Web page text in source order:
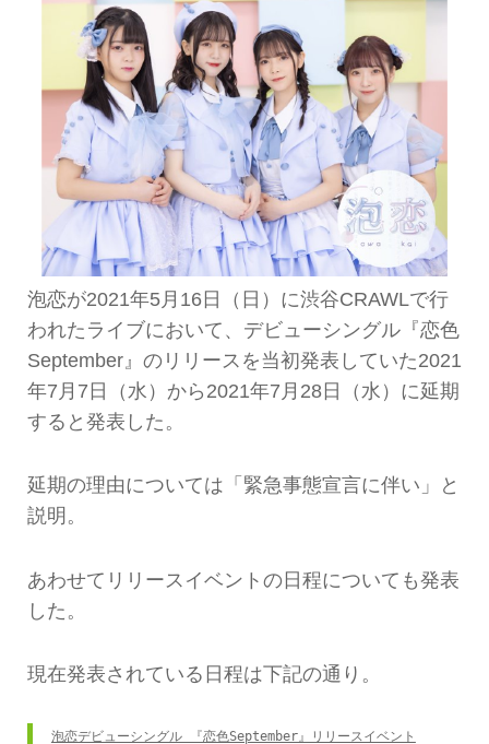
泡恋が2021年5月16日（日）に渋谷CRAWLで行
われたライブにおいて、デビューシングル『恋色
September』のリリースを当初発表していた2021
年7月7日（水）から2021年7月28日（水）に延期
すると発表した。
延期の理由については「緊急事態宣言に伴い」と
説明。
あわせてリリースイベントの日程についても発表
した。
現在発表されている日程は下記の通り。
泡恋デビューシングル 『恋色September』リリースイベント